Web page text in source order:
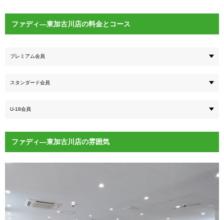
ファディ―東加古川店の料金とコース
プレミアム会員
スタンダード会員
U-18会員
ファディ―東加古川店の雰囲気